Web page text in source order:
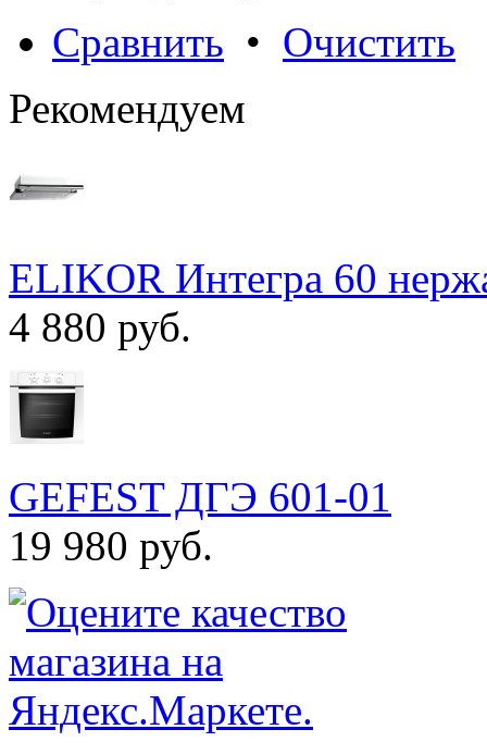
Сравнить • Очистить
Рекомендуем
ELIKOR Интегра 60
4 880 руб.
GEFEST ДГЭ 601-01
19 980 руб.